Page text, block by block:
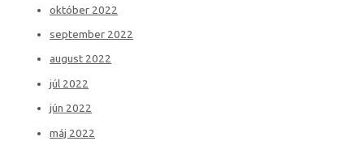
október 2022
september 2022
august 2022
júl 2022
jún 2022
máj 2022